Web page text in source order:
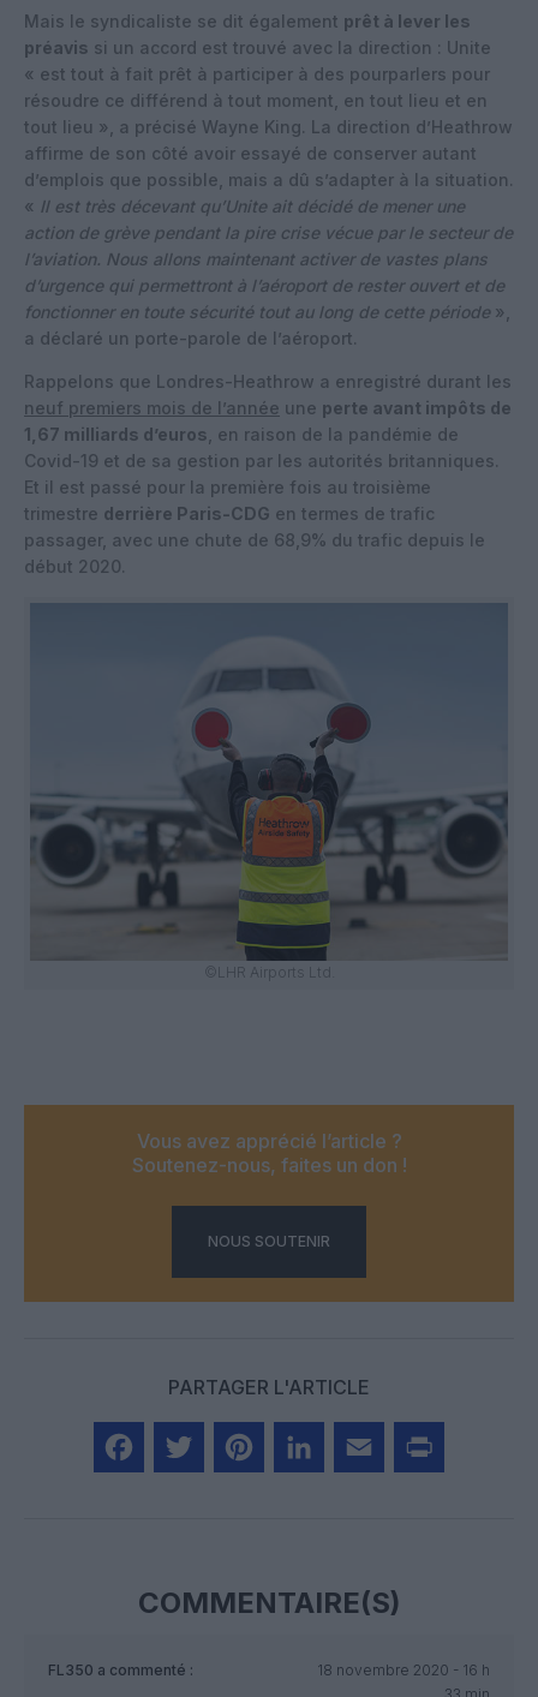
Mais le syndicaliste se dit également prêt à lever les
préavis si un accord est trouvé avec la direction : Unite
« est tout à fait prêt à participer à des pourparlers pour
résoudre ce différend à tout moment, en tout lieu et en
tout lieu », a précisé Wayne King. La direction d’Heathrow
affirme de son côté avoir essayé de conserver autant
d’emplois que possible, mais a dû s’adapter à la situation.
« Il est très décevant qu’Unite ait décidé de mener une
action de grève pendant la pire crise vécue par le secteur de
l’aviation. Nous allons maintenant activer de vastes plans
d’urgence qui permettront à l’aéroport de rester ouvert et de
fonctionner en toute sécurité tout au long de cette période »,
a déclaré un porte-parole de l’aéroport.
Rappelons que Londres-Heathrow a enregistré durant les
neuf premiers mois de l’année une perte avant impôts de
1,67 milliards d’euros , en raison de la pandémie de
Covid-19 et de sa gestion par les autorités britanniques.
Et il est passé pour la première fois au troisième
trimestre derrière Paris-CDG en termes de trafic
passager, avec une chute de 68,9% du trafic depuis le
début 2020.
©LHR Airports Ltd.
Vous avez apprécié l’article ?
Soutenez-nous, faites un don !
NOUS SOUTENIR
PARTAGER L'ARTICLE
COMMENTAIRE(S)
FL350 a commenté :
18 novembre 2020 - 16 h